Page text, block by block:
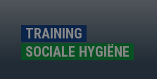
BEHEERDER
TRAINING
SOCIALE HYGIËNE